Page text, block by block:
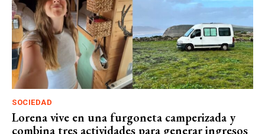
SOCIEDAD
Lorena vive en una furgoneta camperizada y
combina tres actividades para generar ingresos